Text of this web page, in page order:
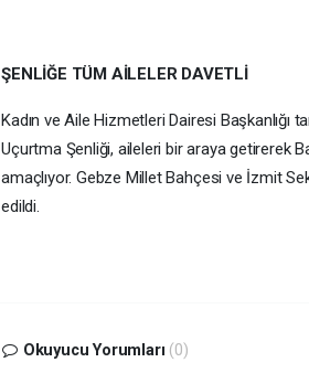
ŞENLİĞE TÜM AİLELER DAVETLİ
Kadın ve Aile Hizmetleri Dairesi Başkanlığı
Uçurtma Şenliği, aileleri bir araya getirerek
amaçlıyor. Gebze Millet Bahçesi ve İzmit
edildi.
Okuyucu Yorumları (0)